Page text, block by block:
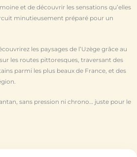
et de découvrir les sensations qu’elles
minutieusement préparé pour un
les paysages de l’Uzège grâce au
les routes pittoresques, traversant des
parmi les plus beaux de France, et des
sans pression ni chrono… juste pour le